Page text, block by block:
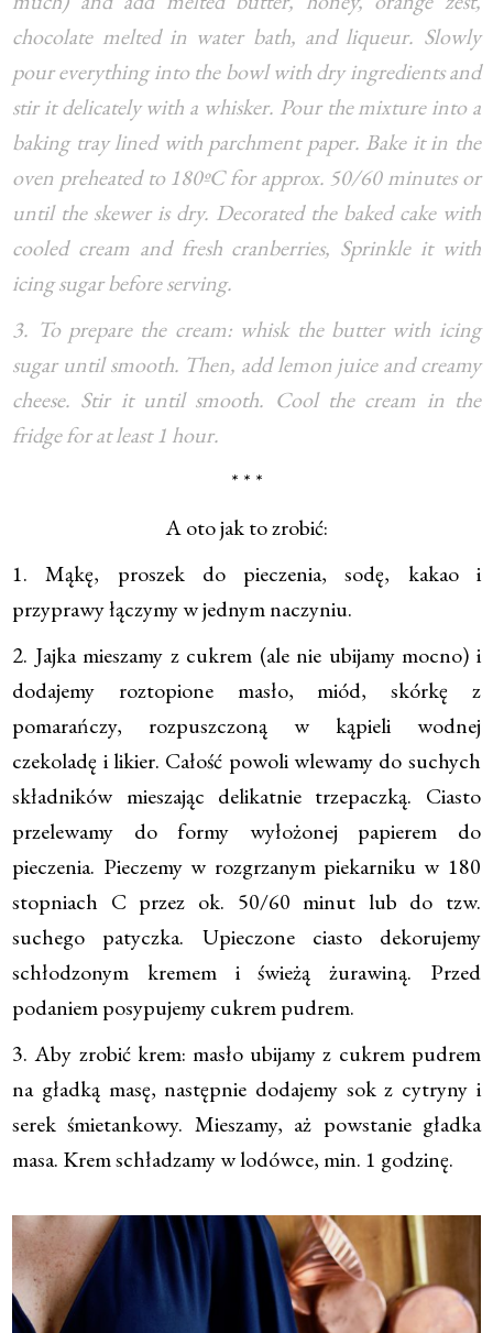
chocolate melted in water bath, and liqueur. Slowly
pour everything into the bowl with dry ingredients and
stir it delicately with a whisker. Pour the mixture into a
baking tray lined with parchment paper. Bake it in the
oven preheated to 180ºC for approx. 50/60 minutes or
until the skewer is dry. Decorated the baked cake with
cooled cream and fresh cranberries, Sprinkle it with
icing sugar before serving.
3. To prepare the cream: whisk the butter with icing
sugar until smooth. Then, add lemon juice and creamy
cheese. Stir it until smooth. Cool the cream in the
fridge for at least 1 hour.
* * *
A oto jak to zrobić:
1. Mąkę, proszek do pieczenia, sodę, kakao i
przyprawy łączymy w jednym naczyniu.
2. Jajka mieszamy z cukrem (ale nie ubijamy mocno) i
dodajemy roztopione masło, miód, skórkę z
pomarańczy, rozpuszczoną w kąpieli wodnej
czekoladę i likier. Całość powoli wlewamy do suchych
składników mieszając delikatnie trzepaczką. Ciasto
przelewamy do formy wyłożonej papierem do
pieczenia. Pieczemy w rozgrzanym piekarniku w 180
stopniach C przez ok. 50/60 minut lub do tzw.
suchego patyczka. Upieczone ciasto dekorujemy
schłodzonym kremem i świeżą żurawiną. Przed
podaniem posypujemy cukrem pudrem.
3. Aby zrobić krem: masło ubijamy z cukrem pudrem
na gładką masę, następnie dodajemy sok z cytryny i
serek śmietankowy. Mieszamy, aż powstanie gładka
masa. Krem schładzamy w lodówce, min. 1 godzinę.